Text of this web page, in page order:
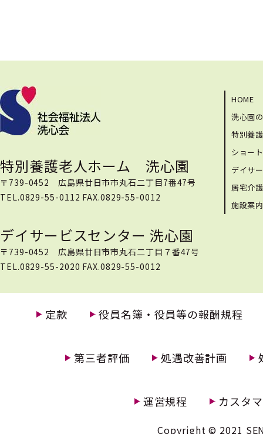
特別養護老人ホーム 洗心園
〒739-0452 広島県廿日市市丸石二丁目7番47号
TEL.0829-55-0112 FAX.0829-55-0012
デイサービスセンター 洗心園
〒739-0452 広島県廿日市市丸石二丁目７番47号
TEL.0829-55-2020 FAX.0829-55-0012
HOME
洗心園
特別養
ショー
デイサ
居宅介
施設案
定款 役員名簿・役員等の報酬規程
第三者評価 処遇改善計画
運営規程 カスタ
Copyright © 2021